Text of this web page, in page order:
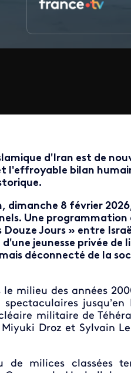
d'Iran est de
l'effroyable bilan
dimanche 8 février
Une programmation
Douze Jours » entre
jeunesse privée de
déconnecté de la
milieu des années
militaire de
Droz et Sylvain
de milices classées